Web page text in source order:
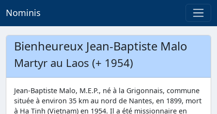
Nominis
Bienheureux Jean-Baptiste Malo
Martyr au Laos (+ 1954)
Jean-Baptiste Malo, M.E.P., né à la Grigonnais, commune
située à environ 35 km au nord de Nantes, en 1899, mort
à Ha Tinh (Vietnam) en 1954. Il a été missionnaire en